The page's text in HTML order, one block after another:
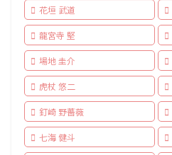
花垣 武道
龍宮寺 堅
場地 圭介
虎杖 悠二
釘崎 野薔薇
七海 健斗